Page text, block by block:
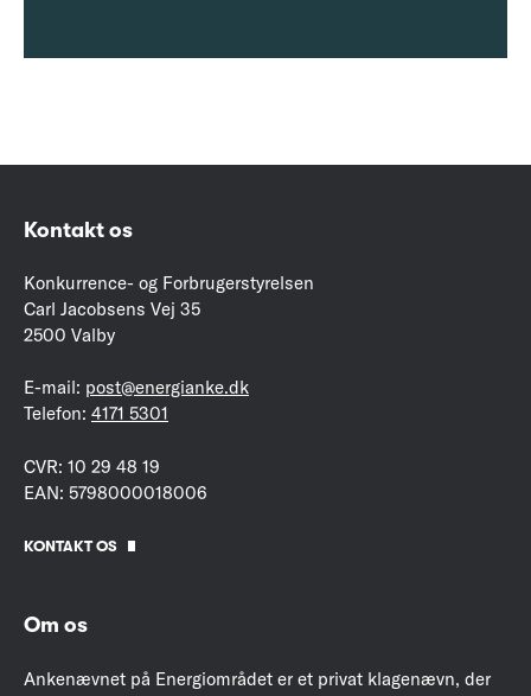
Kontakt os
Konkurrence- og Forbrugerstyrelsen
Carl Jacobsens Vej 35
2500 Valby
E-mail: post@energianke.dk
Telefon: 4171 5301
CVR: 10 29 48 19
EAN: 5798000018006
KONTAKT OS
Om os
Ankenævnet på Energiområdet er et privat klagenævn, der